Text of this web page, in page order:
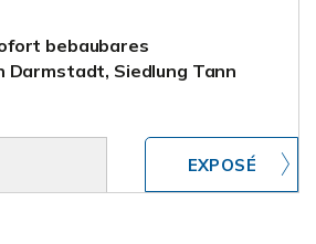
bebaubares
Darmstadt, Siedlung Tann